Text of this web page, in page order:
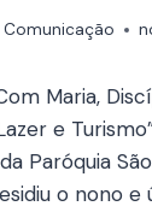
Maria,
e
Paróquia
o nono e